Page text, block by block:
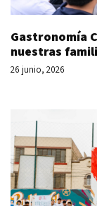
Gastronomía
nuestras
26 junio, 2026